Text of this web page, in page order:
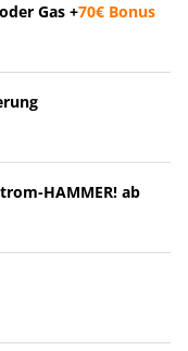
Gas +70€ Bonus
HAMMER! ab